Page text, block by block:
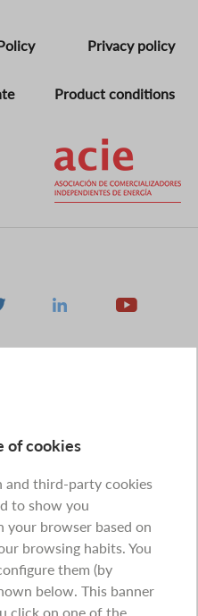
Privacy policy
Product conditions
Linkedin Youtube
of cookies
and third-party cookies
to show you
your browser based on
browsing habits. You
them (by
below. This banner
click on one of the